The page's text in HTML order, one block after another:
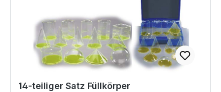
14-teiliger Satz Füllkörper